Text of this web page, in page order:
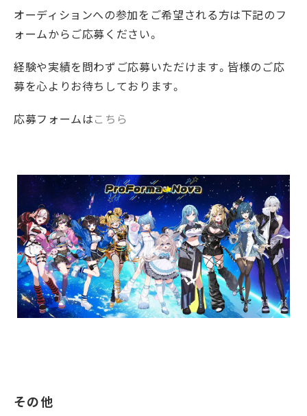
オーディションへの参加をご希望される方は下記のフ
ォームからご応募ください。
経験や実績を問わずご応募いただけます。皆様のご応
募を心よりお待ちしております。
応募フォームはこちら
その他